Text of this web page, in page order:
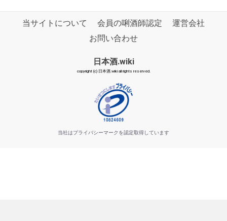
当サイトについて 会員の唎酒師認定
運営会社
お問い合わせ
日本酒.wiki
copyright (c) 日本酒.wiki all rights reserved.
当社はプライバシーマークを認定取得しています